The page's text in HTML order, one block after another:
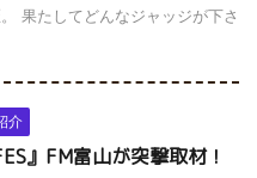
果たしてどんなジャッジが下さ
介
』FM富山が突撃取材！